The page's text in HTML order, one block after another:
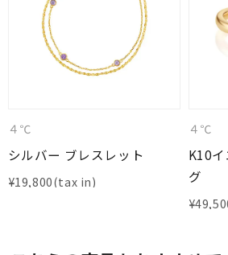
４℃
シルバー ブレスレット
¥19,800
４℃
K10
グ
¥